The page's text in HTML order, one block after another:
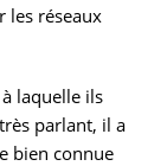
les réseaux
à laquelle ils
parlant, il a
bien connue